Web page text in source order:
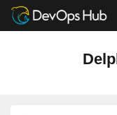
DevOps Hub ブログ